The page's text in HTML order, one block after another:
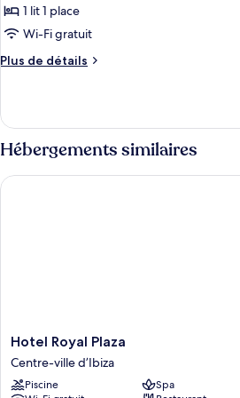
1 lit 1 place
Wi-Fi gratuit
Plus de détails
Plus
le
type
de
chambre
Chambre
Hébergements similaires
Hotel
Royal
Plaza
Centre-
Hotel Royal Plaza
Centre-ville d’Ibiza
Piscine
Spa
Hotel Royal Plaza